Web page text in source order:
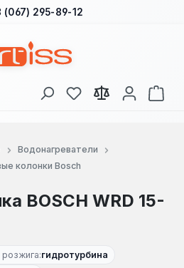
(067) 295-89-12
У вас есть товары
В
Водонагреватели
колонки Bosch
BOSCH WRD 15-
розжига:гидротурбина